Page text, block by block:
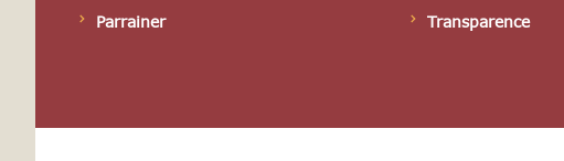
Parrainer
Transparence